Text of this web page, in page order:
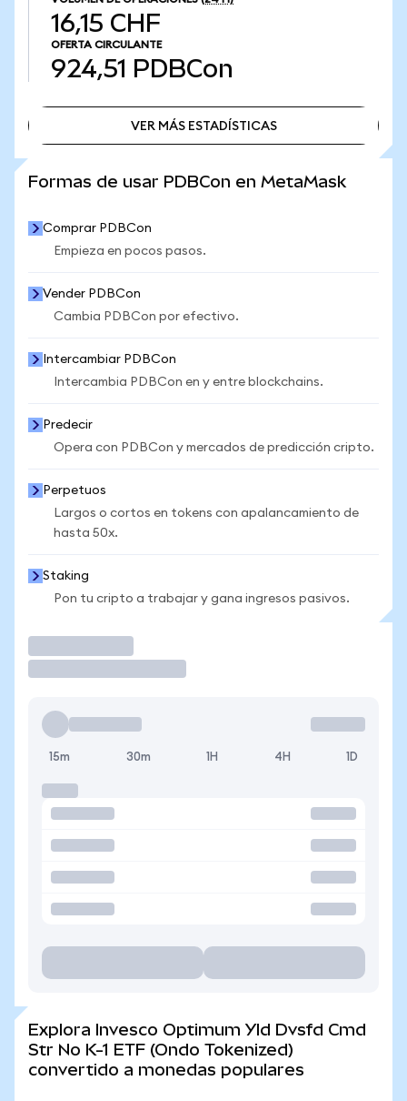
16,15 CHF
OFERTA CIRCULANTE
924,51 PDBCon
VER MÁS ESTADÍSTICAS
Formas de usar PDBCon en MetaMask
Comprar PDBCon
Empieza en pocos pasos.
Vender PDBCon
Cambia PDBCon por efectivo.
Intercambiar PDBCon
Intercambia PDBCon en y entre blockchains.
Predecir
Opera con PDBCon y mercados de predicción cripto.
Perpetuos
Largos o cortos en tokens con apalancamiento de
hasta 50x.
Staking
Pon tu cripto a trabajar y gana ingresos pasivos.
15m 30m 1H 4H 1D
Explora Invesco Optimum Yld Dvsfd Cmd
Str No K-1 ETF (Ondo Tokenized)
convertido a monedas populares